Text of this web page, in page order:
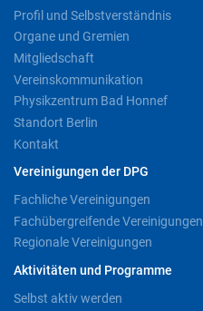
Profil und Selbstverständnis
Organe und Gremien
Mitgliedschaft
Vereinskommunikation
Physikzentrum Bad Honnef
Standort Berlin
Kontakt
Vereinigungen der DPG
Fachliche Vereinigungen
Fachübergreifende Vereinigungen
Regionale Vereinigungen
Aktivitäten und Programme
Selbst aktiv werden